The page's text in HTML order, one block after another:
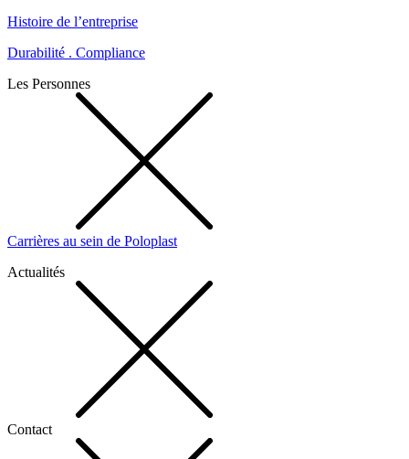
Histoire de l’entreprise
Durabilité . Compliance
Les Personnes
Carrières au sein de Poloplast
Actualités
Contact